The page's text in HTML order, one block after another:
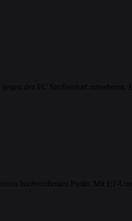
gegen den FC Strullendorf
hochverdienten Punkt. Mit 1:1-